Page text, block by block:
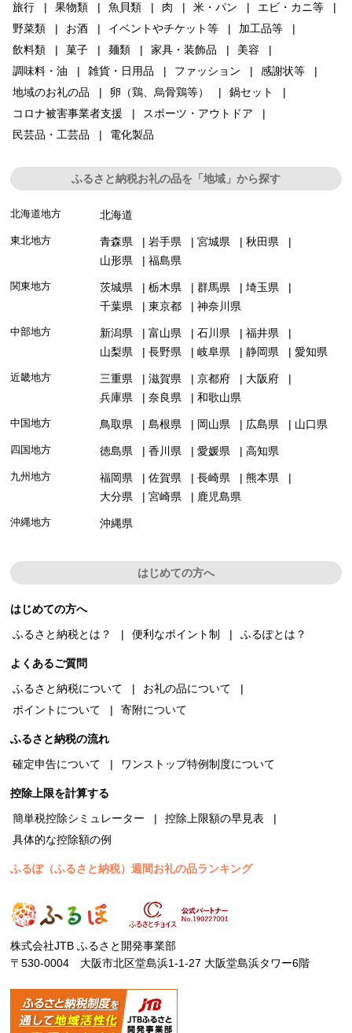
旅行 果物類 魚貝類 肉 米・パン
エビ・カニ等
野菜類
お酒 イベントやチケット等
加工品等
飲料類
菓子 麺類 家具・装飾品
美容
調味料・油
雑貨・日用品 ファッション
感謝状等
地域のお礼の品
卵（鶏、烏骨鶏等）
鍋セット
コロナ被害事業者支援
スポーツ・アウトドア
民芸品・工芸品
電化製品
ふるさと納税お礼の品を「地域」から探す
北海道地方 北海道
東北地方 青森県 岩手県 宮城県
秋田県
山形県
福島県
関東地方 茨城県 栃木県 群馬県
埼玉県
千葉県
東京都 神奈川県
中部地方 新潟県 富山県 石川県
福井県
山梨県
長野県 岐阜県 静岡県 愛知県
近畿地方 三重県 滋賀県 京都府
大阪府
兵庫県
奈良県 和歌山県
中国地方 鳥取県 島根県 岡山県 広島県 山口県
四国地方 徳島県 香川県 愛媛県 高知県
九州地方 福岡県 佐賀県 長崎県
熊本県
大分県
宮崎県 鹿児島県
沖縄地方 沖縄県
はじめての方へ
はじめての方へ
ふるさと納税とは？
便利なポイント制 ふるぽとは？
よくあるご質問
ふるさと納税について
お礼の品について
ポイントについて
寄附について
ふるさと納税の流れ
確定申告について
ワンストップ特例制度について
控除上限を計算する
簡単税控除シミュレーター
控除上限額の早見表
具体的な控除額の例
ふるぽ（ふるさと納税）週間お礼の品ランキング
株式会社JTB ふるさと開発事業部
〒530-0004 大阪市北区堂島浜1-1-27 大阪堂島浜タワー6階